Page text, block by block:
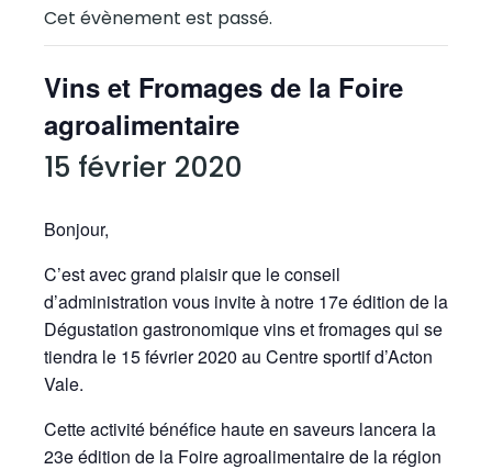
Cet évènement est passé.
Vins et Fromages de la Foire
agroalimentaire
15 février 2020
Bonjour,
C’est avec grand plaisir que le conseil
d’administration vous invite à notre 17e édition de la
Dégustation gastronomique vins et fromages qui se
tiendra le 15 février 2020 au Centre sportif d’Acton
Vale.
Cette activité bénéfice haute en saveurs lancera la
23e édition de la Foire agroalimentaire de la région